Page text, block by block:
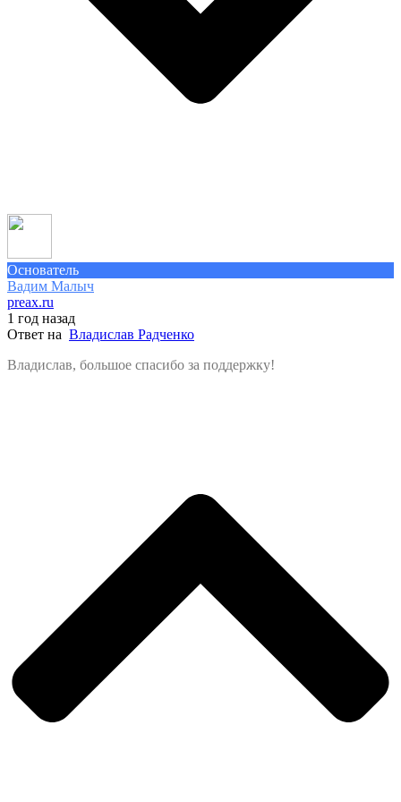
Основатель
Вадим Малыч
preax.ru
1 год назад
Ответ на Владислав Радченко
Владислав, большое спасибо за поддержку!